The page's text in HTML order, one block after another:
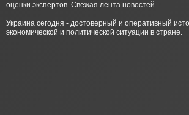
оценки экспертов. Свежая лента новостей.
Украина сегодня - достоверный и оперативный
экономической и политической ситуации в стране.